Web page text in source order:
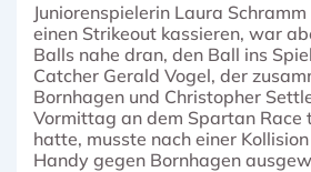
Juniorenspielerin Laura
einen Strikeout kassieren, war
Balls nahe dran, den Ball ins
Catcher Gerald Vogel, der
Bornhagen und Christopher
Vormittag an dem Spartan Race
hatte, musste nach einer
Handy gegen Bornhagen